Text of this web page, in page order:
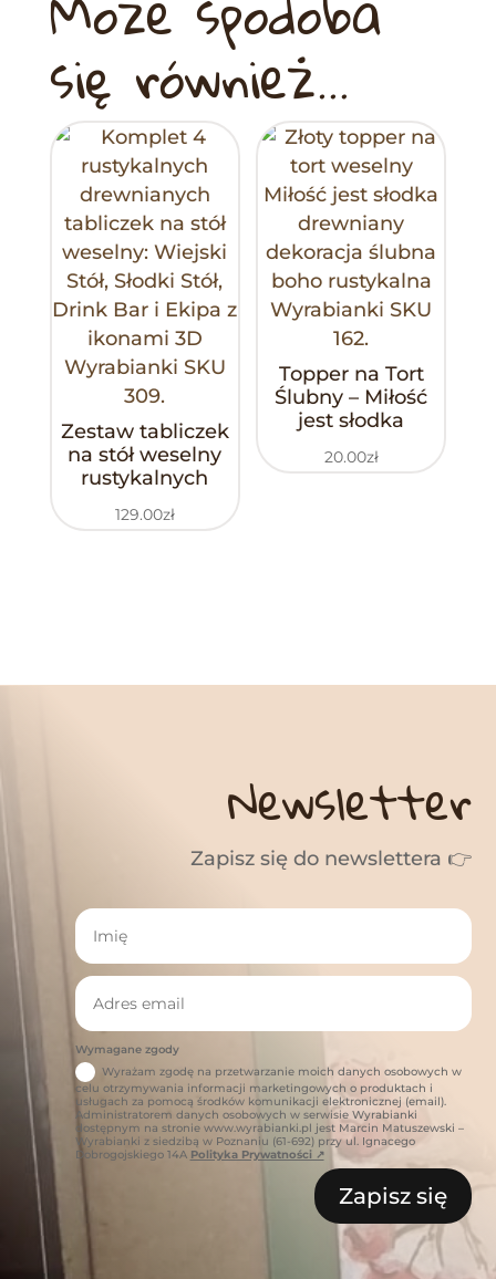
się również…
Zestaw tabliczek
na stół weselny
rustykalnych
129.00zł
Topper na Tort
Ślubny – Miłość
jest słodka
20.00zł
Newsletter
Zapisz się do newslettera 👉
Wymagane zgody
Wyrażam zgodę na przetwarzanie moich danych osobowych w
celu otrzymywania informacji marketingowych o produktach i
usługach za pomocą środków komunikacji elektronicznej (email).
Administratorem danych osobowych w serwisie Wyrabianki
dostępnym na stronie www.wyrabianki.pl jest Marcin Matuszewski –
Wyrabianki z siedzibą w Poznaniu (61-692) przy ul. Ignacego
Dobrogojskiego 14A Polityka Prywatności ↗
Zapisz się